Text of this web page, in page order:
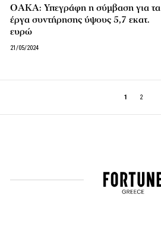
ΟΑΚΑ: Υπεγράφη η σύμβαση για τα
έργα συντήρησης ύψους 5,7 εκατ.
ευρώ
21/05/2024
1 2